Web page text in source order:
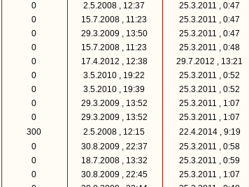
0 2.5.2008 , 12:37
25.3.2011 , 0:47
0 15.7.2008 , 11:23
25.3.2011 , 0:47
0 29.3.2009 , 13:50
25.3.2011 , 0:47
0 15.7.2008 , 11:23
25.3.2011 , 0:48
0 17.4.2012 , 12:38
29.7.2012 , 13:21
0 3.5.2010 , 19:22
25.3.2011 , 0:52
0 3.5.2010 , 19:39
25.3.2011 , 0:52
0 29.3.2009 , 13:52
25.3.2011 , 1:07
0 29.3.2009 , 13:52
25.3.2011 , 1:07
300 2.5.2008 , 12:15
22.4.2014 , 9:19
0 30.8.2009 , 22:37
25.3.2011 , 0:58
0 18.7.2008 , 13:32
25.3.2011 , 0:59
0 30.8.2009 , 22:45
25.3.2011 , 1:07